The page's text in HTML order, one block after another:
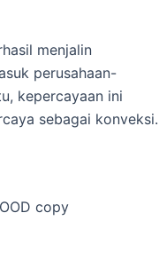
menjalin
perusahaan-
kepercayaan ini
sebagai konveksi.